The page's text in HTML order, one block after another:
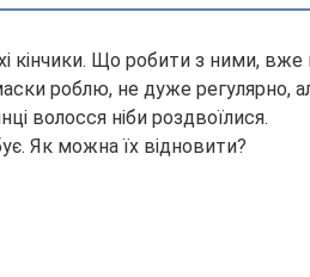
кінчики. Що робити з ними, вже
роблю, не дуже регулярно,
волосся ніби роздвоїлися.
Як можна їх відновити?